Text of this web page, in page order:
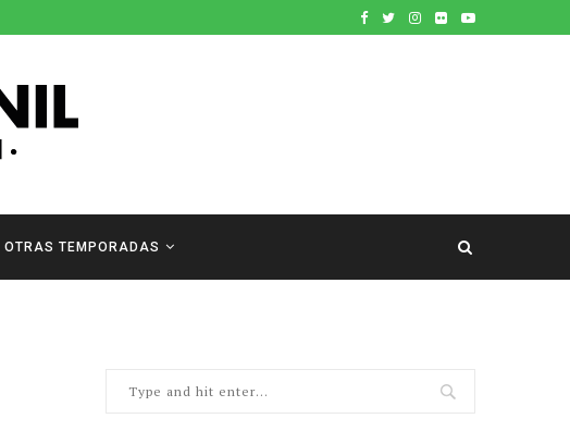
OTRAS TEMPORADAS